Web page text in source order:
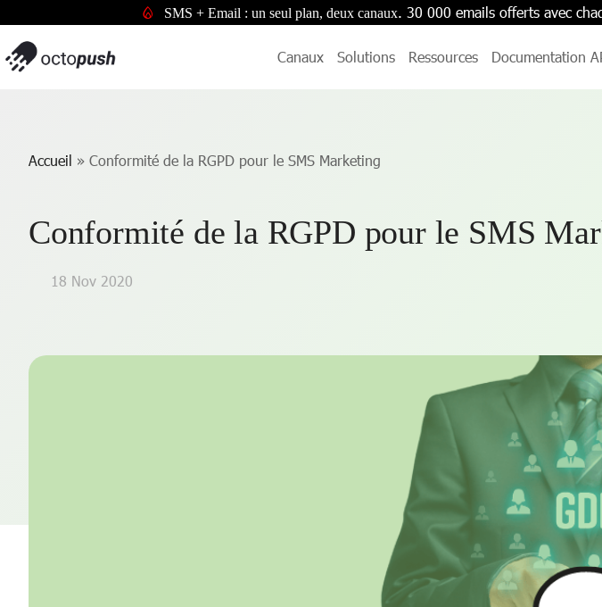
SMS + Email : un seul plan, deux canaux. 30 000 emails offerts avec
Canaux Solutions Ressources Documentation
Accueil » Conformité de la RGPD pour le SMS Marketing
Conformité de la RGPD pour le SMS
18 Nov 2020